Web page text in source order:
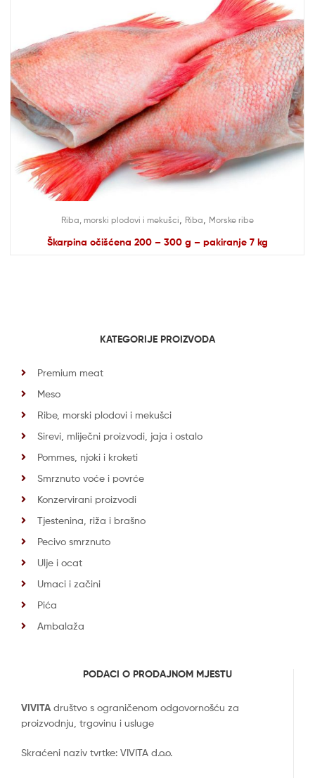
Riba, morski plodovi i mekušci Riba Morske ribe
Škarpina očišćena 200 – 300 g – pakiranje 7 kg
KATEGORIJE PROIZVODA
Premium meat
Meso
Ribe, morski plodovi i mekušci
Sirevi, mliječni proizvodi, jaja i ostalo
Pommes, njoki i kroketi
Smrznuto voće i povrće
Konzervirani proizvodi
Tjestenina, riža i brašno
Pecivo smrznuto
Ulje i ocat
Umaci i začini
Pića
Ambalaža
PODACI O PRODAJNOM MJESTU
VIVITA društvo s ograničenom odgovornošću za
proizvodnju, trgovinu i usluge
Skraćeni naziv tvrtke: VIVITA d.o.o.